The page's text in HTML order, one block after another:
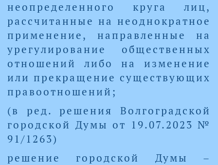
неопределенного круга лиц,
рассчитанные на неоднократное
применение, направленные на
урегулирование общественных
отношений либо на изменение
или прекращение существующих
правоотношений;
(в ред. решения Волгоградской
городской Думы от 19.07.2023 №
91/1263)
решение городской Думы –